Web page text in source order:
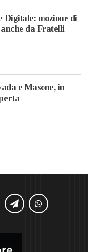
Digitale: mozione di
da Fratelli
e Masone, in